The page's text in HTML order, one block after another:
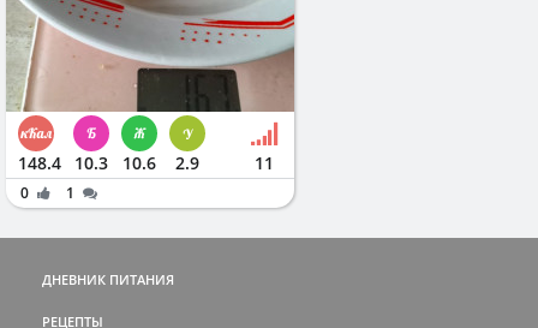
148.4 10.3 10.6 2.9 11
0 1
ДНЕВНИК ПИТАНИЯ
РЕЦЕПТЫ